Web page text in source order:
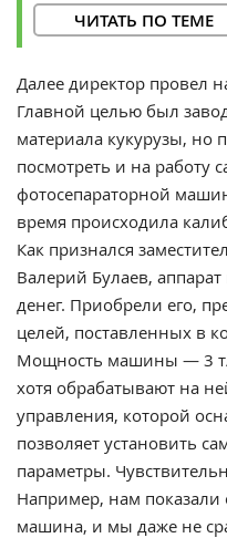
ЧИТАТЬ ПО ТЕМЕ
Далее директор провел
Главной целью был
материала кукурузы, но
посмотреть и на работу
фотосепараторной
время происходила
Как признался
Валерий Булаев,
денег. Приобрели его,
целей, поставленных в
Мощность машины — 3 т/
хотя обрабатывают на
управления, которой
позволяет установить
параметры.
Например, нам
машина, и мы даже не